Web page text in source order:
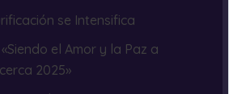
se Intensifica
el Amor y la Paz a
2025»